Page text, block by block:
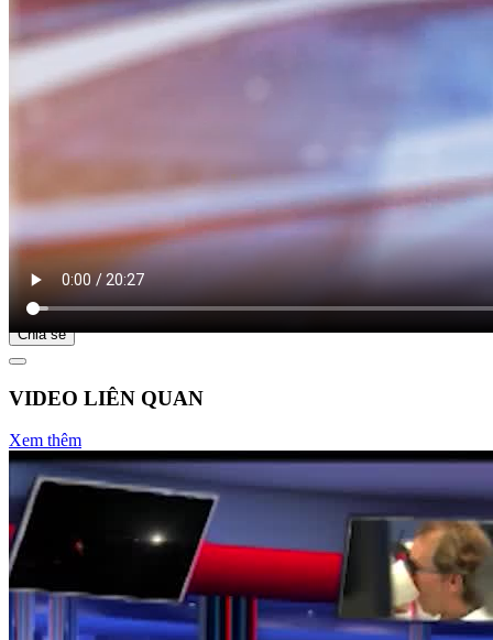
BỮA SÁNG DOANH NHÂN
Nguồn: SCTV8 - VITV
Bắt đầu tại
Chia sẻ
VIDEO LIÊN QUAN
Xem thêm